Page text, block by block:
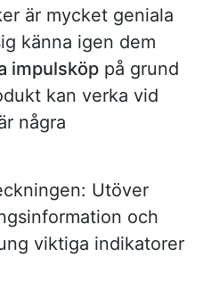
är mycket geniala
känna igen dem
impulsköp på grund
kan verka vid
några
Utöver
och
viktiga indikatorer